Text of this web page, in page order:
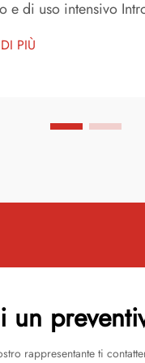
e di uso intensivo
più affidabili e
PIÙ
un
rappresentante ti